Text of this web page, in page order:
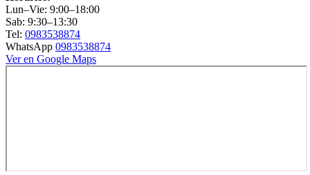
Lun–Vie: 9:00–18:00
Sab: 9:30–13:30
Tel: 0983538874
WhatsApp 0983538874
Ver en Google Maps